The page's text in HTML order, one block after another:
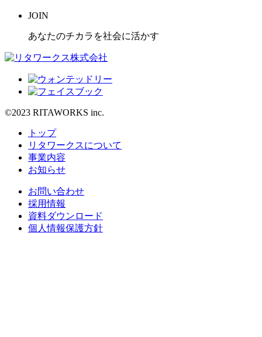
JOIN
あなたのチカラを社会に活かす
©2023 RITAWORKS inc.
トップ
リタワークスについて
事業内容
お知らせ
お問い合わせ
採用情報
資料ダウンロード
個人情報保護方針